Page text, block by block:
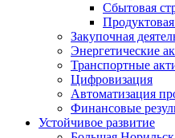
Сбытовая
Закупочная
Энергетические
Транспортные
Цифровизация
Автоматизация
Финансовые
Устойчивое развитие